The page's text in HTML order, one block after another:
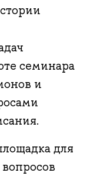
семинара
и
для